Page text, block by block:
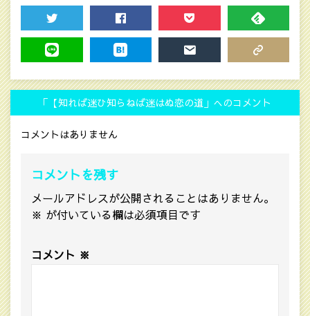
TWEET SHARE POCKET FEEDLY
「【知れば迷ひ知らねば迷はぬ恋の道」へのコメント
コメントはありません
コメントを残す
メールアドレスが公開されることはありません。
※ が付いている欄は必須項目です
コメント ※